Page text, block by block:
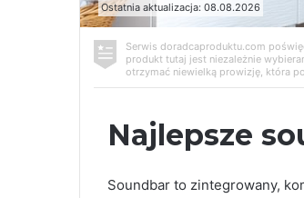
Ostatnia aktualizacja: 08.08.2026
Serwis doradcaproduktu.com
produkt tutaj jest niezależnie
otrzymać niewielką prowizję, która
Najlepsze
Soundbar to zintegrowany,